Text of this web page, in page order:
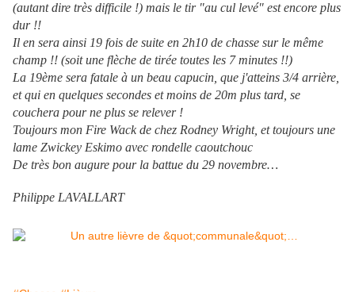
(autant dire très difficile !) mais le tir "au cul levé" est encore plus
dur !!
Il en sera ainsi 19 fois de suite en 2h10 de chasse sur le même
champ !! (soit une flèche de tirée toutes les 7 minutes !!)
La 19ème sera fatale à un beau capucin, que j'atteins 3/4 arrière,
et qui en quelques secondes et moins de 20m plus tard, se
couchera pour ne plus se relever !
Toujours mon Fire Wack de chez Rodney Wright, et toujours une
lame Zwickey Eskimo avec rondelle caoutchouc
De très bon augure pour la battue du 29 novembre…
Philippe LAVALLART